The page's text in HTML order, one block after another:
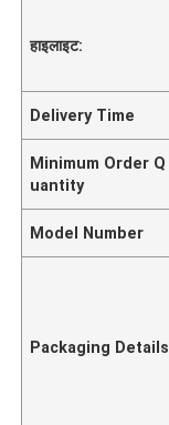
हाइलाइट:
Delivery Time
Minimum Order Q
uantity
Model Number
Packaging Details